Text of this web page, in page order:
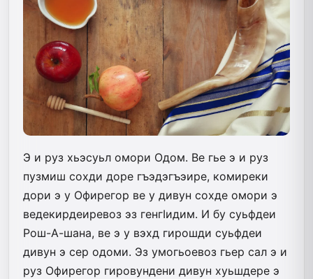
Э и руз хьэсуьл омори Одом. Ве гье э и руз
пузмиш сохди доре гъэдэгъэире, комиреки
дори э у Офирегор ве у дивун сохде омори э
ведекирдеиревоз эз генгIидим. И бу суьфдеи
Рош-А-шана, ве э у вэхд гирошди суьфдеи
дивун э сер одоми. Эз умогьоевоз гьер сал э и
руз Офирегор гировундени дивун хуьшдере э